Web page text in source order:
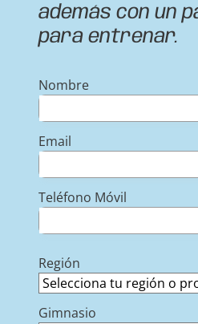
además con un
para entrenar.
Nombre
Email
Teléfono Móvil
Región
Gimnasio